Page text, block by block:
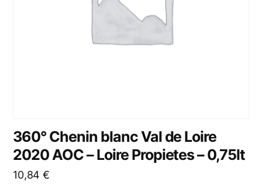
360° Chenin blanc Val de Loire
2020 AOC – Loire Propietes – 0,75lt
10,84 €